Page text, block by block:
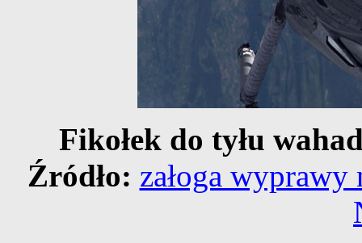
Fikołek do tyłu
Źródło: załoga